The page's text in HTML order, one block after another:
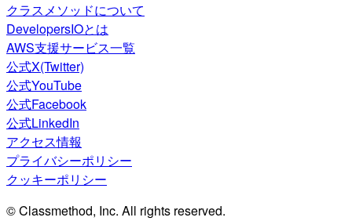
クラスメソッドについて
DevelopersIOとは
AWS支援サービス一覧
公式X(Twitter)
公式YouTube
公式Facebook
公式LinkedIn
アクセス情報
プライバシーポリシー
クッキーポリシー
© Classmethod, Inc. All rights reserved.